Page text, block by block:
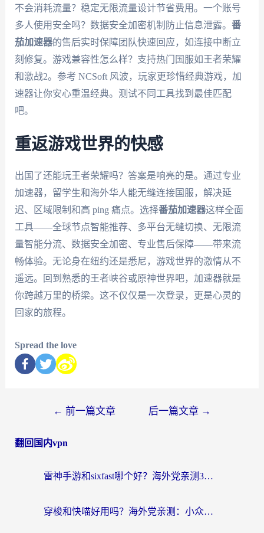
不会消耗流量？稳定无限流量设计节省费用。一个账号
多人使用安全吗？数据安全加密机制防止信息泄露。 番
茄加速器的售后实时保障团队快速回应，如连接中断立
刻修复。游戏兼容性怎么样？支持热门国服如王者荣耀
和激战2。参考 NCSoft 风波，玩家更珍惜经典游戏，加
速器让你安心重温经典。测试不同工具找到最佳匹配
吧。
重返游戏世界的快感
出国了还能玩王者荣耀吗？答案是响亮的是。通过专业
加速器，留学生和海外华人能无缝连接国服，解决延
迟、区域限制和高 ping 痛点。选择番茄加速器这样全面
工具——全球节点智能推荐、多平台无缝切换、无限流
量智能分流、数据安全加密、专业售后保障——带来流
畅体验。无论身在纽约还是悉尼，游戏世界的激情从不
遥远。回到熟悉的王者峡谷或原神世界吧，加速器就是
你跨越万里的桥梁。这不仅仅是一次登录，更是心灵的
回家的旅程。
Spread the love
← 前一篇文章 后一篇文章 →
翻回国内vpn
雷神手游和sixfast哪个好？海外党亲测3款回国加速器，教你选对不踩坑
穿梭和快喵好用吗？海外党亲测：小众加速器对比+番茄加速器深度体验